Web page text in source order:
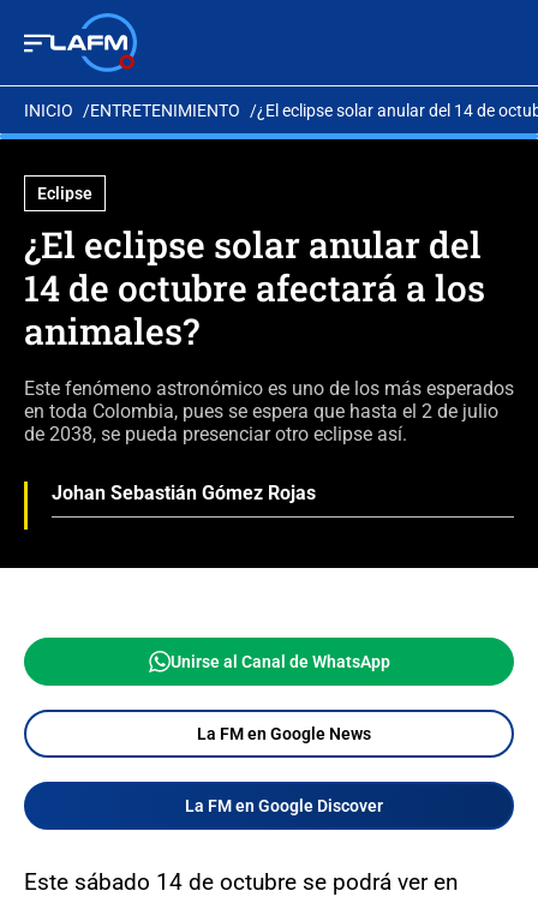
INICIO ENTRETENIMIENTO ¿El eclipse solar anular del 14 de
Eclipse
¿El eclipse solar anular del
14 de octubre afectará a los
animales?
Este fenómeno astronómico es uno de los más esperados
en toda Colombia, pues se espera que hasta el 2 de julio
de 2038, se pueda presenciar otro eclipse así.
Johan Sebastián Gómez Rojas
Unirse al Canal de WhatsApp
La FM en Google News
La FM en Google Discover
Este sábado 14 de octubre se podrá ver en